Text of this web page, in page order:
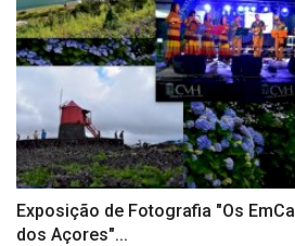
Exposição de Fotografia "Os
dos Açores"...